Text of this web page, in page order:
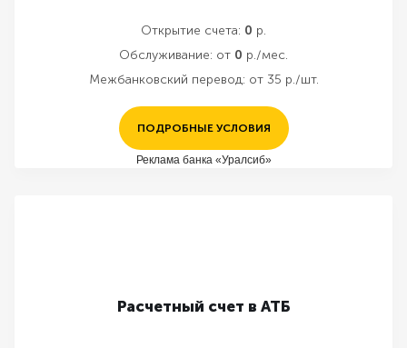
Открытие счета: 0 р.
Обслуживание: от 0 р./мес.
Межбанковский перевод: от 35 р./шт.
ПОДРОБНЫЕ УСЛОВИЯ
Реклама банка «Уралсиб»
Расчетный счет в АТБ